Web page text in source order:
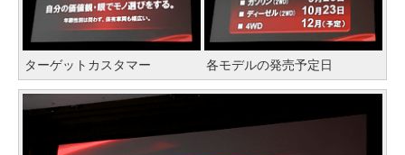
ターゲットカスタマー 各モデルの発売予定日